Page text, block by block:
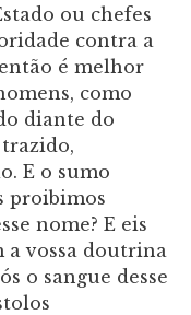
ou chefes
contra a
é melhor
como
diante do
trazido,
E o sumo
proibimos
nome? E eis
a vossa doutrina
o sangue desse